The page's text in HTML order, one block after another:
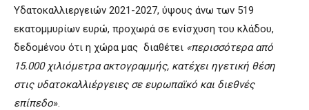
Υδατοκαλλιεργειών 2021-2027, ύψους άνω των 519
εκατομμυρίων ευρώ, προχωρά σε ενίσχυση του κλάδου,
δεδομένου ότι η χώρα μας διαθέτει «περισσότερα από
15.000 χιλιόμετρα ακτογραμμής, κατέχει ηγετική θέση
στις υδατοκαλλιέργειες σε ευρωπαϊκό και διεθνές
επίπεδο».